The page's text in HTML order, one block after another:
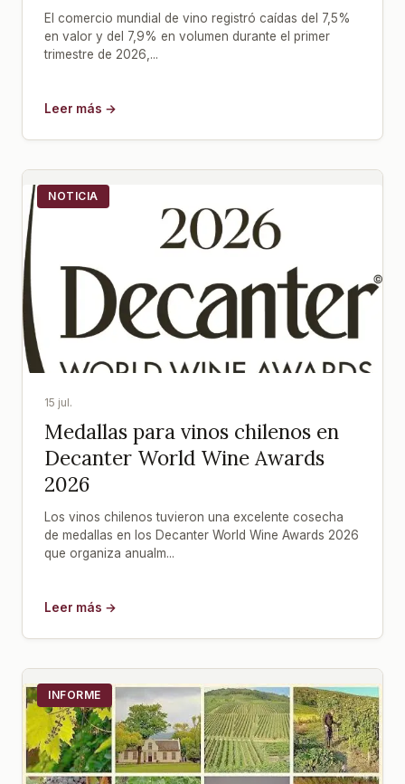
El comercio mundial de vino registró caídas del 7,5%
en valor y del 7,9% en volumen durante el primer
trimestre de 2026,...
Leer más →
NOTICIA
15 jul.
Medallas para vinos chilenos en
Decanter World Wine Awards
2026
Los vinos chilenos tuvieron una excelente cosecha
de medallas en los Decanter World Wine Awards 2026
que organiza anualm...
Leer más →
INFORME